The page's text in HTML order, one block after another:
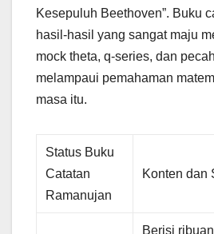
Kesepuluh Beethoven”. Buku
hasil-hasil yang sangat maju
mock theta, q-series, dan
melampaui pemahaman
masa itu.
Status Buku
Catatan
Ramanujan
Konten dan
Berisi